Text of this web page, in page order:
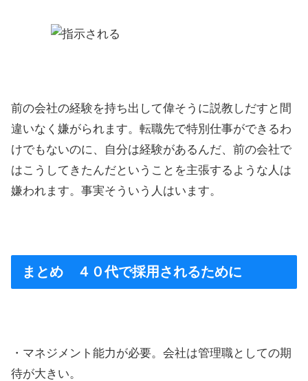
前の会社の経験を持ち出して偉そうに説教しだすと間
違いなく嫌がられます。転職先で特別仕事ができるわ
けでもないのに、自分は経験があるんだ、前の会社で
はこうしてきたんだということを主張するような人は
嫌われます。事実そういう人はいます。
まとめ ４０代で採用されるために
・マネジメント能力が必要。会社は管理職としての期
待が大きい。